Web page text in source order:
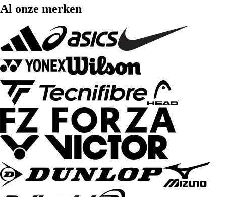
Al onze merken